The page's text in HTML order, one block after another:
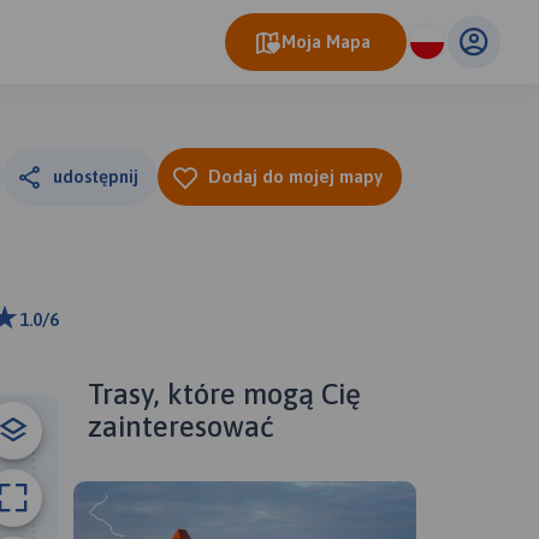
Moja Mapa
udostępnij Dodaj do mojej mapy
1.0/6
Trasy, które mogą Cię
zainteresować